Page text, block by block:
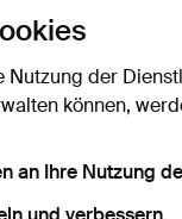
53 USD
Nutzung der
können,
an Ihre Nutzung